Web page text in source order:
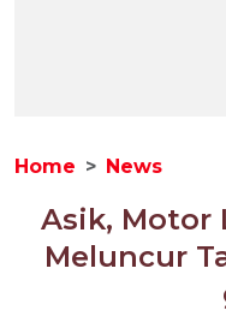
Home News
Asik, Motor
Meluncur